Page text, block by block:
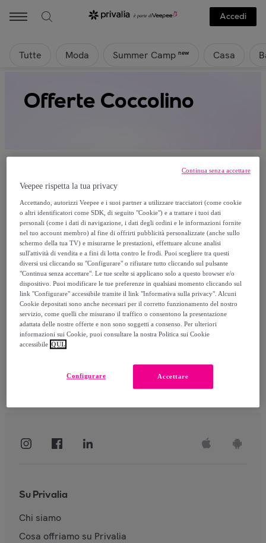
Accedi
Tutte Moda Summer Camp new Casa
Offerte Coccolino
Attualmente non è disponibile alcun
prodotto.
Registrati e accedi a tutti i prodotti visibili ai nostri
membri.
Accedi
Su Privalia
Chi siamo
Cosa offriamo su Privalia
Veepee rispetta la tua privacy
Accettando, autorizzi Veepee e i suoi partner a utilizzare tracciatori (come cookie
o altri identificatori come SDK, di seguito "Cookie") e a trattare i tuoi dati
personali (come i dati di navigazione, i dati degli ordini e le informazioni fornite
nel tuo account membro) al fine di offrirti pubblicità personalizzate (anche sullo
schermo della tua TV) e misurarne le prestazioni, effettuare alcune analisi
sull'attività di vendita e a fini di lotta contro le frodi. Puoi scegliere tra questi
diversi usi cliccando su "Configurare" o rifiutare tutto cliccando sul pulsante
"Continua senza accettare". Le tue scelte si applicano solo a questo browser e/o
dispositivo. Puoi modificare le tue preferenze in qualsiasi momento cliccando sul
link "Configurare" accessibile tramite il link "Informativa sulla privacy". Alcuni
Cookie depositati sono anche necessari per il corretto funzionamento del nostro
servizio, come quelli che misurano il traffico o consentono la presentazione
adattata delle nostre offerte e non sono soggetti a consenso. Per ulteriori
informazioni sui Cookie, puoi consultare la nostra Politica sui Cookie
accessibile QUI.
Accettare
Configurare
Continua senza accettare